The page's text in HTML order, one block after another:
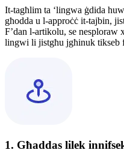
It-tagħlim ta ‘lingwa ġdida
għodda u l-approċċ it-tajbin,
F’dan l-artikolu, se
lingwi li jistgħu jgħinuk tikseb
1. Għaddas lilek